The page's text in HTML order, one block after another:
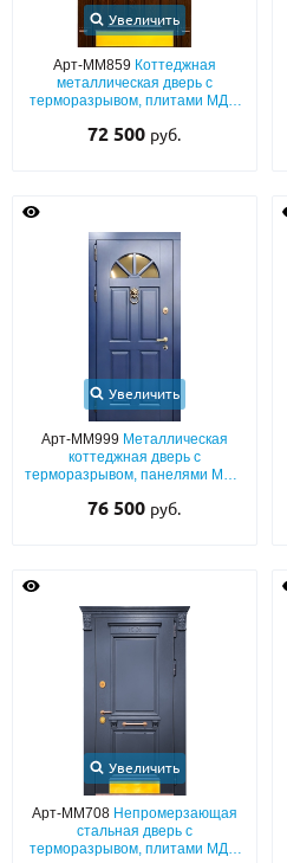
Увеличить
Арт-ММ859 Коттеджная
металлическая дверь с
терморазрывом, плитами МДФ
наличниками, с отбойником,
72 500 руб.
Увеличить
Арт-ММ999 Металлическая
коттеджная дверь с
терморазрывом, панелями МДФ
RAL) с полукруглым стеклом и
76 500 руб.
Увеличить
Арт-ММ708 Непромерзающая
стальная дверь с
терморазрывом, плитами МДФ